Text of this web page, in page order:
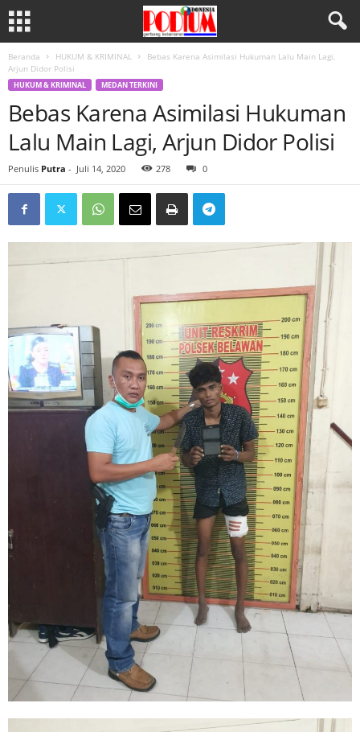
Beranda HUKUM & KRIMINAL
Bebas Karena Asimilasi Hukuman Lalu Main Lagi,
Arjun Didor Polisi
HUKUM & KRIMINAL MEDAN TERKINI
Bebas Karena Asimilasi Hukuman
Lalu Main Lagi, Arjun Didor Polisi
Penulis Putra - Juli 14, 2020 278 0